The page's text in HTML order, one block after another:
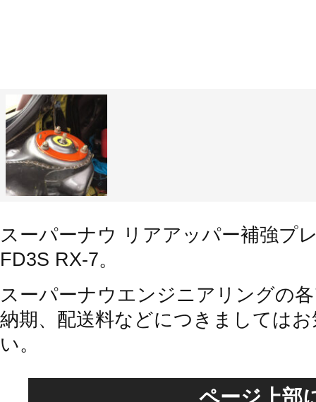
スーパーナウ リアアッパー補強プ
FD3S RX-7。
スーパーナウエンジニアリングの
納期、配送料などにつきましては
い。
ページ上部